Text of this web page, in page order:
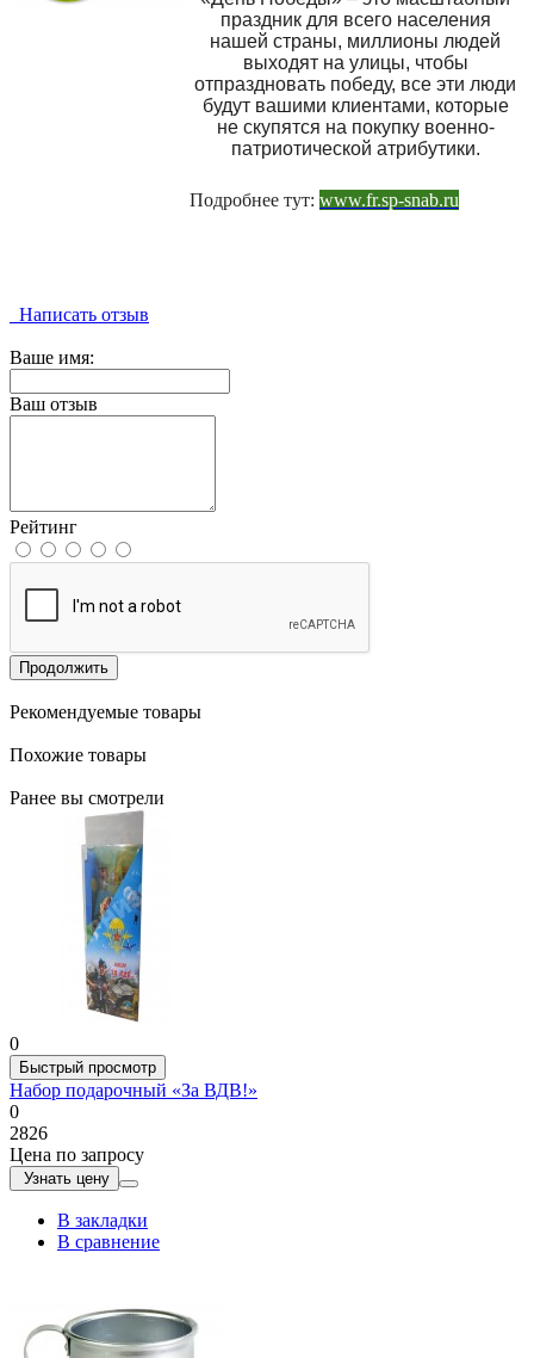
праздник для всего населения
нашей страны, миллионы людей
выходят на улицы, чтобы
отпраздновать победу, все эти люди
будут вашими клиентами, которые
не скупятся на покупку военно-
патриотической атрибутики.
Подробнее тут: www.fr.sp-snab.ru
Написать отзыв
Ваше имя:
Ваш отзыв
Рейтинг
Продолжить
Рекомендуемые товары
Похожие товары
Ранее вы смотрели
0
Быстрый просмотр
Набор подарочный «За ВДВ!»
0
2826
Цена по запросу
Узнать цену
В закладки
В сравнение